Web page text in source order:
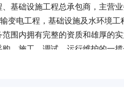
基础设施工程总承包商，主营
变电工程，基础设施及水环境工
围内拥有完整的资质和雄厚的
、施工、调试、运行维护的一